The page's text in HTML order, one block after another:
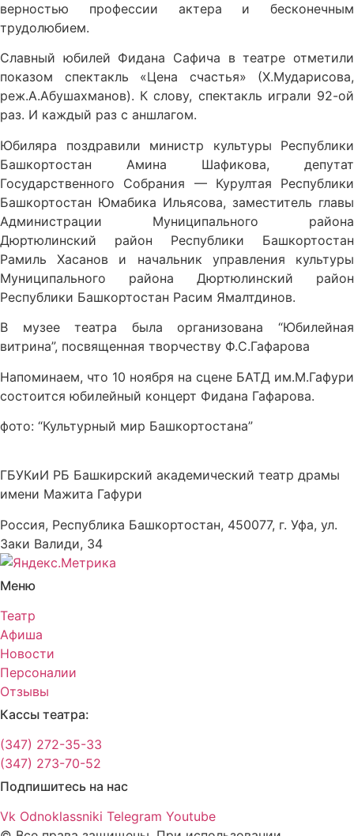
верностью профессии актера и бесконечным
трудолюбием.
Славный юбилей Фидана Сафича в театре отметили
показом спектакль «Цена счастья» (Х.Мударисова,
реж.А.Абушахманов). К слову, спектакль играли 92-ой
раз. И каждый раз с аншлагом.
Юбиляра поздравили министр культуры Республики
Башкортостан Амина Шафикова, депутат
Государственного Собрания — Курултая Республики
Башкортостан Юмабика Ильясова, заместитель главы
Администрации Муниципального района
Дюртюлинский район Республики Башкортостан
Рамиль Хасанов и начальник управления культуры
Муниципального района Дюртюлинский район
Республики Башкортостан Расим Ямалтдинов.
В музее театра была организована “Юбилейная
витрина”, посвященная творчеству Ф.С.Гафарова
Напоминаем, что 10 ноября на сцене БАТД им.М.Гафури
состоится юбилейный концерт Фидана Гафарова.
фото: “Культурный мир Башкортостана”
ГБУКиИ РБ Башкирский академический театр драмы
имени Мажита Гафури
Россия, Республика Башкортостан, 450077, г. Уфа, ул.
Заки Валиди, 34
Меню
Театр
Афиша
Новости
Персоналии
Отзывы
Кассы театра:
(347) 272-35-33
(347) 273-70-52
Подпишитесь на нас
Vk Odnoklassniki Telegram Youtube